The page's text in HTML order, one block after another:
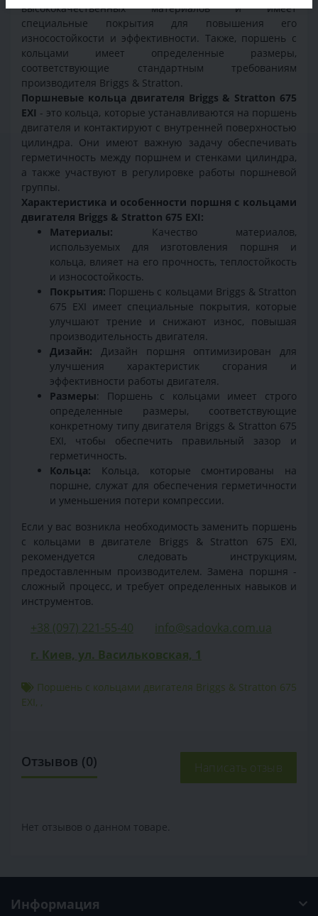
высококачественных материалов и имеет
специальные покрытия для повышения его
износостойкости и эффективности. Также, поршень с
кольцами имеет определенные размеры,
соответствующие стандартным требованиям
производителя Briggs & Stratton.
Поршневые кольца двигателя Briggs & Stratton 675
EXI - это кольца, которые устанавливаются на поршень
двигателя и контактируют с внутренней поверхностью
цилиндра. Они имеют важную задачу обеспечивать
герметичность между поршнем и стенками цилиндра,
а также участвуют в регулировке работы поршневой
группы.
Характеристика и особенности поршня с кольцами
двигателя Briggs & Stratton 675 EXI:
Материалы: Качество материалов,
используемых для изготовления поршня и
кольца, влияет на его прочность, теплостойкость
и износостойкость.
Покрытия: Поршень с кольцами Briggs & Stratton
675 EXI имеет специальные покрытия, которые
улучшают трение и снижают износ, повышая
производительность двигателя.
Дизайн: Дизайн поршня оптимизирован для
улучшения характеристик сгорания и
эффективности работы двигателя.
Размеры: Поршень с кольцами имеет строго
определенные размеры, соответствующие
конкретному типу двигателя Briggs & Stratton 675
EXI, чтобы обеспечить правильный зазор и
герметичность.
Кольца: Кольца, которые смонтированы на
поршне, служат для обеспечения герметичности
и уменьшения потери компрессии.
Если у вас возникла необходимость заменить поршень
с кольцами в двигателе Briggs & Stratton 675 EXI,
рекомендуется следовать инструкциям,
предоставленным производителем. Замена поршня -
сложный процесс, и требует определенных навыков и
инструментов.
+38 (097) 221-55-40
info@sadovka.com.ua
г. Киев, ул. Васильковская, 1
Поршень с кольцами двигателя Briggs & Stratton 675
EXI , ,
Отзывов (0) Написать отзыв
Нет отзывов о данном товаре.
Информация